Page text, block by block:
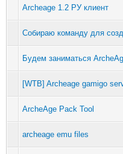
Archeage 1.2 РУ клиент
Собираю команду для
Будем заниматься
[WTB] Archeage gamigo
ArcheAge Pack Tool
archeage emu files